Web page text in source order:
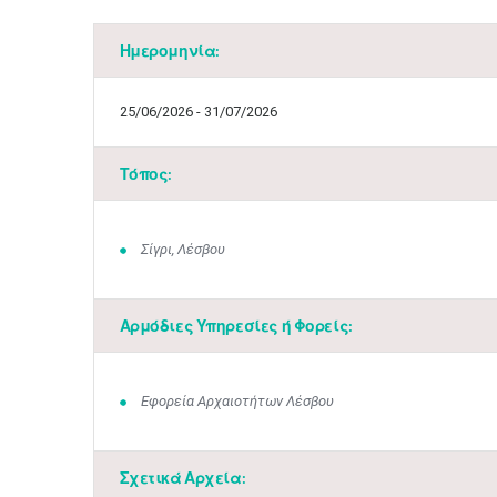
Ημερομηνία:
25/06/2026 - 31/07/2026
Τόπος:
Σίγρι, Λέσβου
Αρμόδιες Υπηρεσίες ή Φορείς:
Εφορεία Αρχαιοτήτων Λέσβου
Σχετικά Αρχεία: